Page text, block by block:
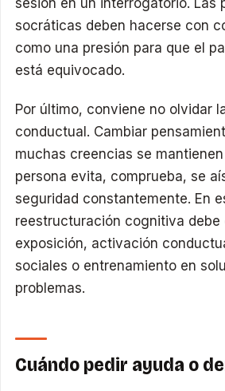
socráticas deben hacerse con
como una presión para que el
está equivocado.
Por último, conviene no olvidar
conductual. Cambiar
muchas creencias se
persona evita, comprueba, se
seguridad constantemente. En
reestructuración cognitiva debe
exposición, activación
sociales o entrenamiento en
problemas.
Cuándo pedir ayuda o